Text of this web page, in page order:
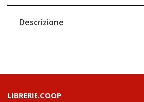
Descrizione
LIBRERIE.COOP